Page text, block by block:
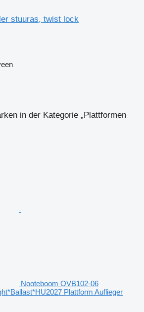
stuuras, twist lock
in der Kategorie „Plattformen
Nooteboom OVB102-06
Plattform Auflieger